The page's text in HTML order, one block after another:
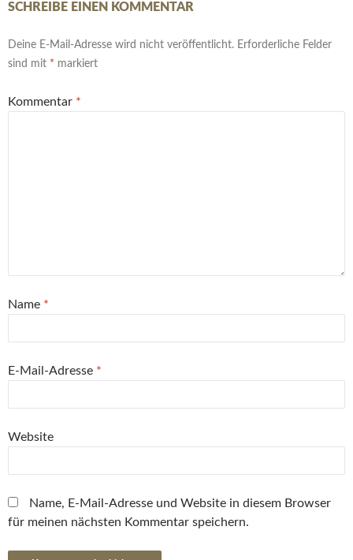
SCHREIBE EINEN KOMMENTAR
Deine E-Mail-Adresse wird nicht veröffentlicht. Erforderliche Felder
sind mit * markiert
Kommentar *
Name *
E-Mail-Adresse *
Website
Name, E-Mail-Adresse und Website in diesem Browser
für meinen nächsten Kommentar speichern.